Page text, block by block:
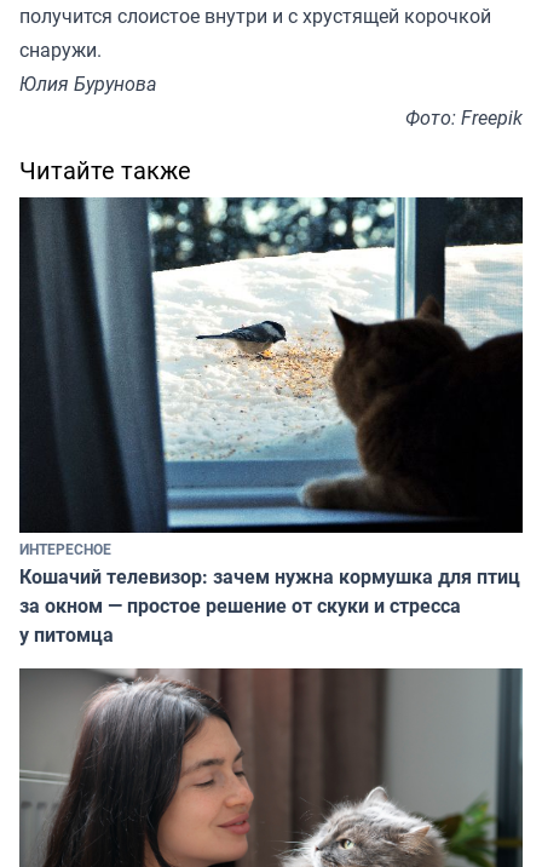
получится слоистое внутри и с хрустящей корочкой
снаружи.
Юлия Бурунова
Фото: Freepik
Читайте также
ИНТЕРЕСНОЕ
Кошачий телевизор: зачем нужна кормушка для птиц
за окном — простое решение от скуки и стресса
у питомца